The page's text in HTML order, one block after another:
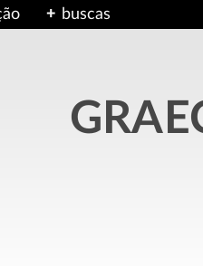
buscas